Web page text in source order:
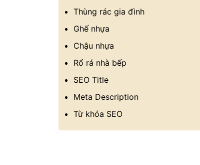
Thùng rác gia đình
Ghế nhựa
Chậu nhựa
Rổ rá nhà bếp
SEO Title
Meta Description
Từ khóa SEO